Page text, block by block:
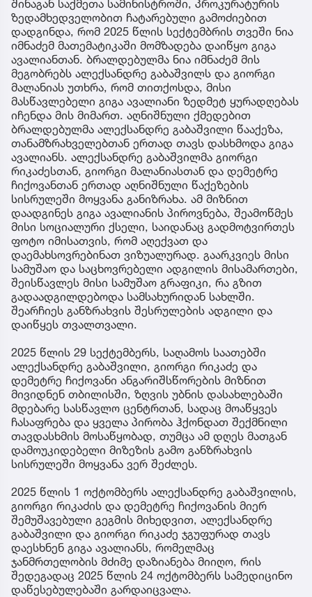
შინაგან საქმეთა სამინისტროში, პროკურატურის
ზედამხედველობით ჩატარებული გამოძიებით
დადგინდა, რომ 2025 წლის სექტემბრის თვეში ნია
იმნაძემ მათემატიკაში მომზადება დაიწყო გიგა
ავალიანთან. ბრალდებულმა ნია იმნაძემ მის
მეგობრებს ალექსანდრე გაბაშვილს და გიორგი
მალანიას უთხრა, რომ თითქოსდა, მისი
მასწავლებელი გიგა ავალიანი ზედმეტ ყურადღებას
იჩენდა მის მიმართ. აღნიშნული ქმედებით
ბრალდებულმა ალექსანდრე გაბაშვილი წააქეზა,
თანამზრახველებთან ერთად თავს დასხმოდა გიგა
ავალიანს. ალექსანდრე გაბაშვილმა გიორგი
რიკაძესთან, გიორგი მალანიასთან და დემეტრე
ჩიქოვანთან ერთად აღნიშნული წაქეზების
სისრულეში მოყვანა განიზრახა. ამ მიზნით
დაადგინეს გიგა ავალიანის პიროვნება, შეამოწმეს
მისი სოციალური ქსელი, საიდანაც გადმოტვირთეს
ფოტო იმისათვის, რომ აღექვათ და
დაემახსოვრებინათ ვიზუალურად. გაარკვიეს მისი
სამუშაო და საცხოვრებელი ადგილის მისამართები,
შეისწავლეს მისი სამუშაო გრაფიკი, რა გზით
გადაადგილდებოდა სამსახურიდან სახლში.
შეარჩიეს განზრახვის შესრულების ადგილი და
დაიწყეს თვალთვალი.
2025 წლის 29 სექტემბერს, საღამოს საათებში
ალექსანდრე გაბაშვილი, გიორგი რიკაძე და
დემეტრე ჩიქოვანი ანგარიშსწორების მიზნით
მივიდნენ თბილისში, ზღვის უბნის დასახლებაში
მდებარე სასწავლო ცენტრთან, სადაც მოაწყვეს
ჩასაფრება და ყველა პირობა ჰქონდათ შექმნილი
თავდასხმის მოსაწყობად, თუმცა ამ დღეს მათგან
დამოუკიდებელი მიზეზის გამო განზრახვის
სისრულეში მოყვანა ვერ შეძლეს.
2025 წლის 1 ოქტომბერს ალექსანდრე გაბაშვილის,
გიორგი რიკაძის და დემეტრე ჩიქოვანის მიერ
შემუშავებული გეგმის მიხედვით, ალექსანდრე
გაბაშვილი და გიორგი რიკაძე ჯგუფურად თავს
დაესხნენ გიგა ავალიანს, რომელმაც
ჯანმრთელობის მძიმე დაზიანება მიიღო, რის
შედეგადაც 2025 წლის 24 ოქტომბერს სამედიცინო
დაწესებულებაში გარდაიცვალა.